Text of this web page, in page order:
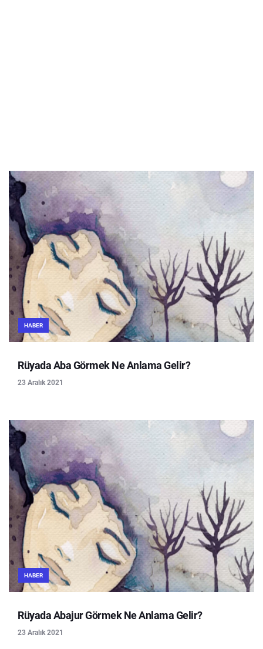
HABER
Rüyada Aba Görmek Ne Anlama Gelir?
23 Aralık 2021
HABER
Rüyada Abajur Görmek Ne Anlama Gelir?
23 Aralık 2021